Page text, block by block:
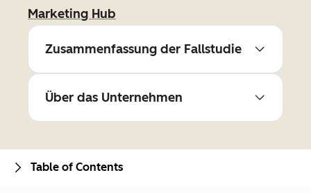
Marketing Hub
Zusammenfassung der Fallstudie
Über das Unternehmen
Table of Contents